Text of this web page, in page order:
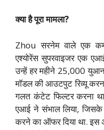
क्या है पूरा मामला?
Zhou सरनेम वाले एक
एश्योरेंस सुपरवाइजर एक
उन्हें हर महीने 25,000
मॉडल की आउटपुट रिव्यू
गलत कंटेट फिल्टर करना
एआई ने संभाल लिया,
करने का ऑफर दिया था.